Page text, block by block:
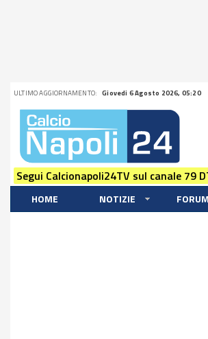
ULTIMO AGGIORNAMENTO: Giovedi 6 Agosto 2026, 05:20
Segui Calcionapoli24TV sul canale 79
HOME NOTIZIE FORUM